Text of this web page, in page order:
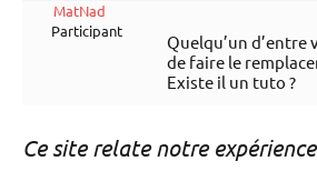
MatNad
Participant
Quelqu’un d’entre
de faire le
Existe il un tuto ?
Ce site relate notre